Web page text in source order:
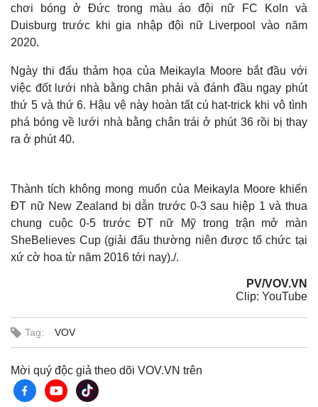
chơi bóng ở Đức trong màu áo đội nữ FC Koln và
Duisburg trước khi gia nhập đội nữ Liverpool vào năm
2020.
Ngày thi đấu thảm họa của Meikayla Moore bắt đầu với
việc đốt lưới nhà bằng chân phải và đánh đầu ngay phút
thứ 5 và thứ 6. Hậu vệ này hoàn tất cú hat-trick khi vô tình
phá bóng về lưới nhà bằng chân trái ở phút 36 rồi bị thay
ra ở phút 40.
Thành tích không mong muốn của Meikayla Moore khiến
ĐT nữ New Zealand bị dẫn trước 0-3 sau hiệp 1 và thua
chung cuộc 0-5 trước ĐT nữ Mỹ trong trận mở màn
SheBelieves Cup (giải đấu thường niên được tổ chức tại
xứ cờ hoa từ năm 2016 tới nay)./.
PV/VOV.VN
Clip: YouTube
Tag: VOV
Mời quý độc giả theo dõi VOV.VN trên